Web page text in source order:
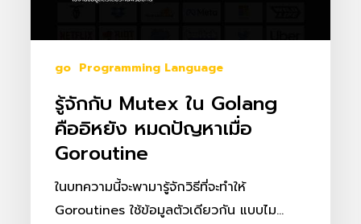
หมด
ปัญหา
Goroutine
go Programming Language
รู้จักกับ Mutex ใน Golang
คืออิหยัง หมดปัญหาเมื่อ
Goroutine
ในบทความนี้จะพามารู้จักวิธีที่จะทำให้
Goroutines ใช้ข้อมูลตัวเดียวกัน แบบไม…